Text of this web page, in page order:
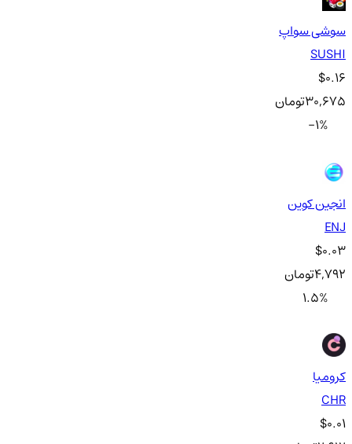
سوشی سواپ
SUSHI
$0.16
30,675تومان
-1%
انجین کوین
ENJ
$0.03
4,792تومان
1.5%
کرومیا
CHR
$0.01